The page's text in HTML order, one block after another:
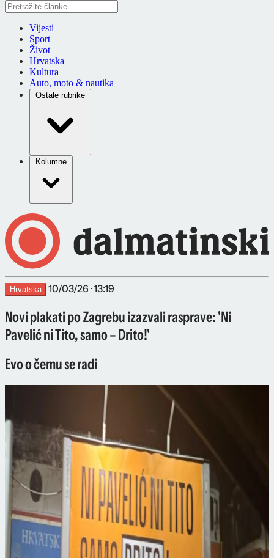
Vijesti
Sport
Život
Hrvatska
Kultura
Auto, moto & nautika
Ostale rubrike
Kolumne
Hrvatska 10/03/26 · 13:19
Novi plakati po Zagrebu izazvali rasprave: 'Ni
Pavelić ni Tito, samo – Drito!'
Evo o čemu se radi